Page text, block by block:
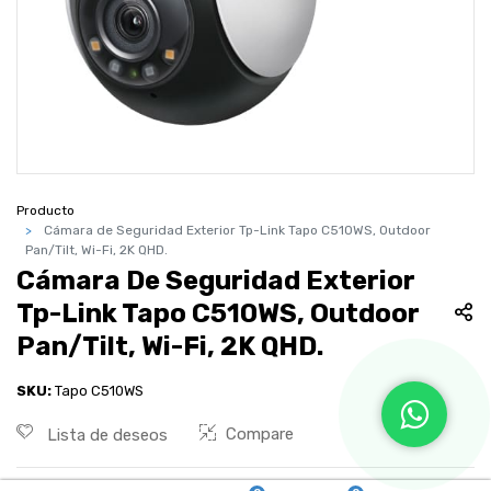
Producto
Cámara de Seguridad Exterior Tp-Link Tapo C510WS, Outdoor
Pan/Tilt, Wi-Fi, 2K QHD.
Cámara De Seguridad Exterior
Tp-Link Tapo C510WS, Outdoor
Pan/Tilt, Wi-Fi, 2K QHD.
SKU: Tapo C510WS
Lista de deseos Compare